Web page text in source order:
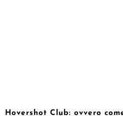
Hovershot Club: ovvero